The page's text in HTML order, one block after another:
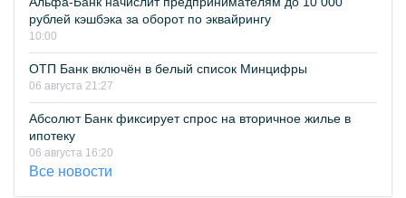
рублей кэшбэка за оборот по эквайрингу
10:00
ОТП Банк включён в белый список Минцифры
06 августа 21:27
Абсолют Банк фиксирует спрос на вторичное жилье в
ипотеку
06 августа 16:20
Все новости